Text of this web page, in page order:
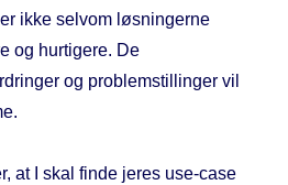
ikke selvom løsningerne
og hurtigere. De
og problemstillinger vil
at I skal finde jeres use-case